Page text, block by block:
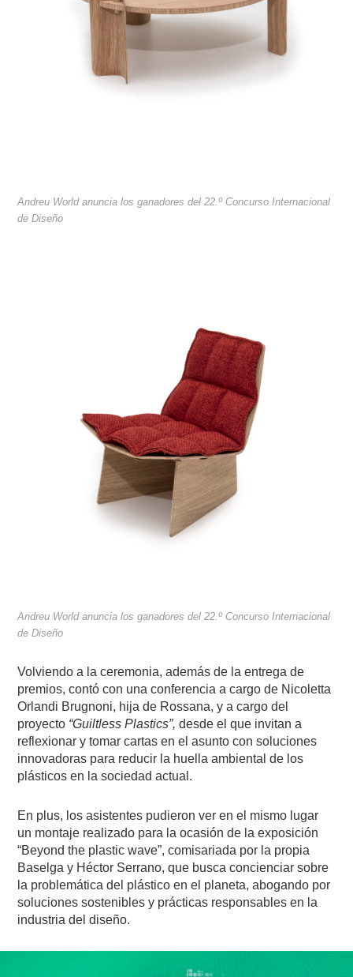
Andreu World anuncia los ganadores del 22.º Concurso Internacional
de Diseño
Andreu World anuncia los ganadores del 22.º Concurso Internacional
de Diseño
Volviendo a la ceremonia, además de la entrega de
premios, contó con una conferencia a cargo de Nicoletta
Orlandi Brugnoni, hija de Rossana, y a cargo del
proyecto “Guiltless Plastics”, desde el que invitan a
reflexionar y tomar cartas en el asunto con soluciones
innovadoras para reducir la huella ambiental de los
plásticos en la sociedad actual.
En plus, los asistentes pudieron ver en el mismo lugar
un montaje realizado para la ocasión de la exposición
“Beyond the plastic wave”, comisariada por la propia
Baselga y Héctor Serrano, que busca concienciar sobre
la problemática del plástico en el planeta, abogando por
soluciones sostenibles y prácticas responsables en la
industria del diseño.